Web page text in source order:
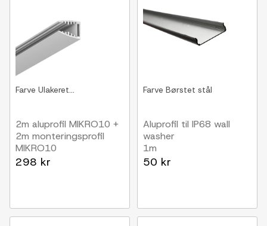
Farve Ulakeret...
2m aluprofil MIKRO10 +
2m monteringsprofil
MIKRO10
Anodiseret
298 kr
Farve Børstet stål
Aluprofil til IP68 wall
washer
1m
50 kr